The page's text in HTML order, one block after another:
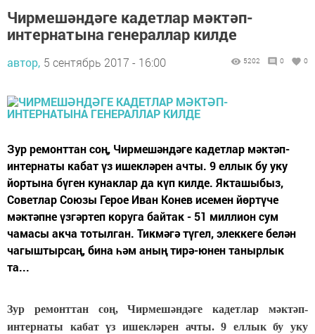
Чирмешәндәге кадетлар мәктәп-
интернатына генераллар килде
автор, 5 сентябрь 2017 - 16:00 5202 0 0
Зур ремонттан соң, Чирмешәндәге кадетлар мәктәп-
интернаты кабат үз ишекләрен ачты. 9 еллык бу уку
йортына бүген кунаклар да күп килде. Якташыбыз,
Советлар Союзы Герое Иван Конев исемен йөртүче
мәктәпне үзгәртеп коруга байтак - 51 миллион сум
чамасы акча тотылган. Тикмәгә түгел, элеккеге белән
чагыштырсаң, бина һәм аның тирә-юнен танырлык
та...
Зур ремонттан соң, Чирмешәндәге кадетлар мәктәп-
интернаты кабат үз ишекләрен ачты. 9 еллык бу уку